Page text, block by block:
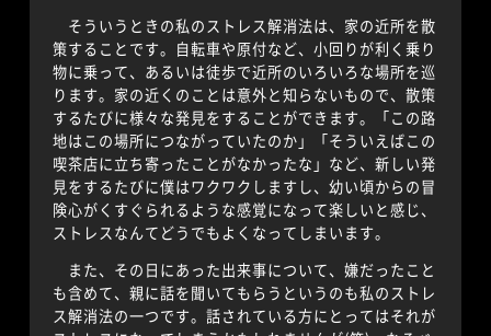
そういうときの私のストレス解消法は、家の近所を散
策することです。自転車や原付など、小回りが利く乗り
物に乗って、あるいは徒歩で近所のいろいろな場所を巡
ります。家の近くのことは意外と知らないもので、散策
するたびに様々な発見をすることができます。「この路
地はこの場所につながっていたのか」「そういえばこの
喫茶店に立ち寄ったことがなかったな」など、新しい発
見をするたびに僕はワクワクしますし、幼い頃からの冒
険心がくすぐられるような感覚になって楽しいと感じ、
ストレスなんてどうでもよくなってしまいます。
また、その日にあった出来事について、嫌だったこと
も含めて、親に話を聞いてもらうというのも私のストレ
ス解消法の一つです。話されている方にとってはそれが